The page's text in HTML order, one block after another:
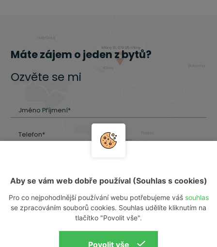
Máte zájem o jeden z bytů?
Ozvěte se mi
Jméno Příjmení*
Telefon*
Zpráva
Aby se vám web dobře používal (Souhlas s cookies)
Pro co nejpohodlnější používání webu potřebujeme váš souhlas
se zpracováním souborů cookies. Souhlas udělíte kliknutím na
tlačítko "Povolit vše".